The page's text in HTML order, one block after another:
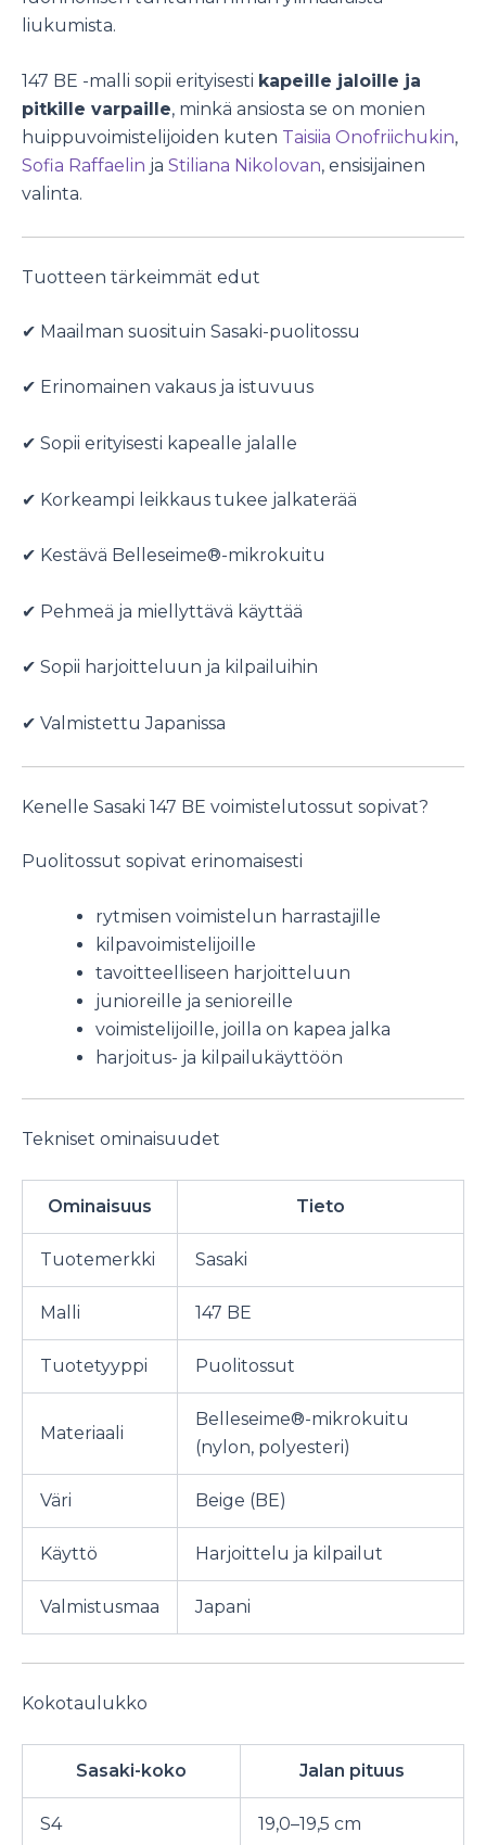
liukumista.
147 BE -malli sopii erityisesti kapeille jaloille ja
pitkille varpaille, minkä ansiosta se on monien
huippuvoimistelijoiden kuten Taisiia Onofriichukin,
Sofia Raffaelin ja Stiliana Nikolovan, ensisijainen
valinta.
Tuotteen tärkeimmät edut
✔ Maailman suosituin Sasaki-puolitossu
✔ Erinomainen vakaus ja istuvuus
✔ Sopii erityisesti kapealle jalalle
✔ Korkeampi leikkaus tukee jalkaterää
✔ Kestävä Belleseime®-mikrokuitu
✔ Pehmeä ja miellyttävä käyttää
✔ Sopii harjoitteluun ja kilpailuihin
✔ Valmistettu Japanissa
Kenelle Sasaki 147 BE voimistelutossut sopivat?
Puolitossut sopivat erinomaisesti
rytmisen voimistelun harrastajille
kilpavoimistelijoille
tavoitteelliseen harjoitteluun
junioreille ja senioreille
voimistelijoille, joilla on kapea jalka
harjoitus- ja kilpailukäyttöön
Tekniset ominaisuudet
Ominaisuus Tieto
Tuotemerkki Sasaki
Malli 147 BE
Tuotetyyppi Puolitossut
Materiaali
Belleseime®-mikrokuitu
(nylon, polyesteri)
Väri Beige (BE)
Käyttö Harjoittelu ja kilpailut
Valmistusmaa Japani
Kokotaulukko
Sasaki-koko Jalan pituus
S4 19,0–19,5 cm